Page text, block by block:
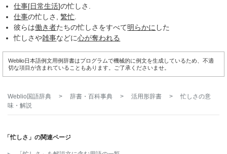
仕事[日常生活]の忙しさ.
仕事の忙しさ,繁忙
彼らは働き者たちの忙しさをすべて明らかに した
忙しさや雑事などに心が奪われる
Weblio日本語例文用例辞書はプログラムで機械的に例文を生成しているため、不適
切な項目が含まれていることもあります。ご了承くださいませ。
Weblio国語辞典 > 辞書・百科事典 > 活用形辞書 > 忙しさの意
味・解説
「忙しさ」の関連ページ